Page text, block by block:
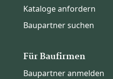
Kataloge anfordern
Baupartner suchen
Für Baufirmen
Baupartner anmelden